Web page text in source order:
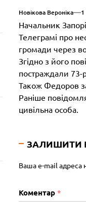
Новікова Вероніка 1
Начальник
Телеграмі про
громади через
Згідно з його
постраждали 73-
Також Федоров
Раніше
цивільна особа.
ЗАЛИШИТИ
Ваша e-mail адреса
Коментар *